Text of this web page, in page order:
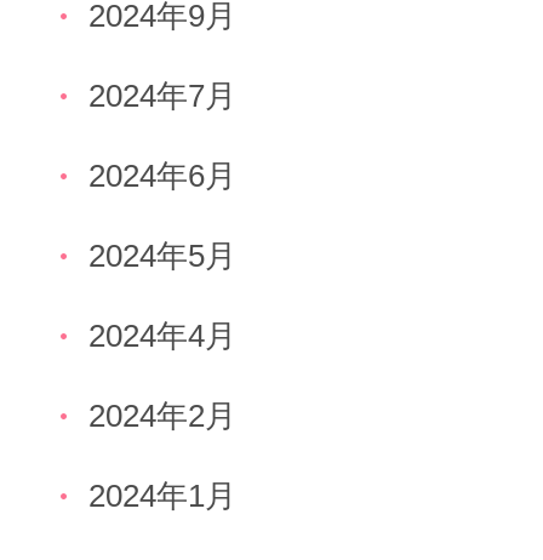
2024年9月
2024年7月
2024年6月
2024年5月
2024年4月
2024年2月
2024年1月